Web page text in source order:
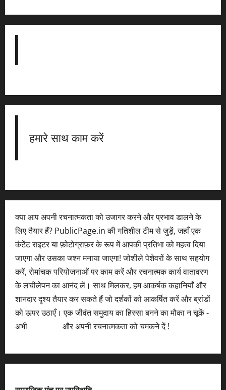
हमारे साथ काम करें
क्या आप अपनी रचनात्मकता को उजागर करने और प्रभाव डालने के
लिए तैयार हैं? PublicPage.in की गतिशील टीम से जुड़ें, जहाँ एक
कंटेंट राइटर या फ़ोटोग्राफ़र के रूप में आपकी प्रतिभा को महत्व दिया
जाएगा और उसका जश्न मनाया जाएगा! जोशीले पेशेवरों के साथ सहयोग
करें, रोमांचक परियोजनाओं पर काम करें और रचनात्मक कार्य वातावरण
के लचीलेपन का आनंद लें। साथ मिलकर, हम आकर्षक कहानियाँ और
शानदार दृश्य तैयार कर सकते हैं जो दर्शकों को आकर्षित करें और ब्रांडों
को ऊपर उठाएँ। एक जीवंत समुदाय का हिस्सा बनने का मौका न चूकें -
अभी
और अपनी रचनात्मकता को चमकने दें !